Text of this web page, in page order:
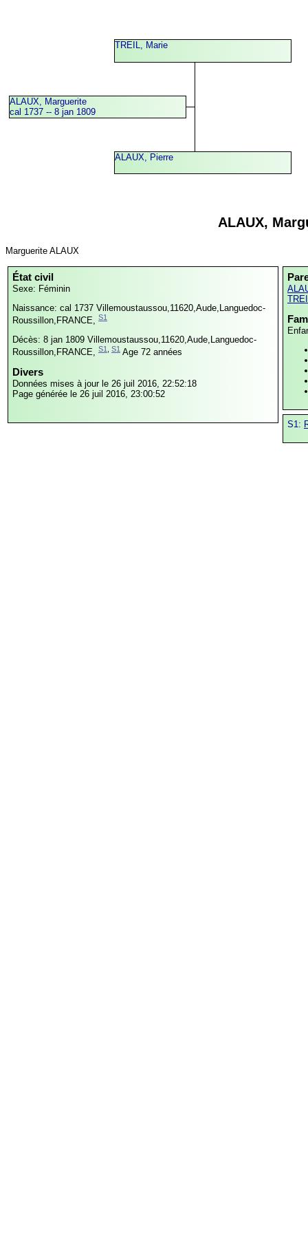
ALAUX, Marguerite
cal 1737 -- 8 jan 1809
TREIL, Marie
ALAUX, Pierre
ALAUX,
Marguerite ALAUX
État civil
Sexe: Féminin
Naissance: cal 1737 Villemoustaussou,11620,Aude,Languedoc-
Roussillon,FRANCE, S1
Décès: 8 jan 1809 Villemoustaussou,11620,Aude,Languedoc-
Roussillon,FRANCE, S1 S1 Age 72 années
Divers
Données mises à jour le 26 juil 2016, 22:52:18
Page générée le 26 juil 2016, 23:00:52
S1: